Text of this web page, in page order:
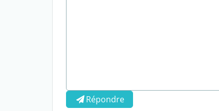
Répondre